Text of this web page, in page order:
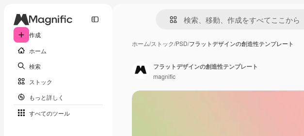
作成
ホーム
検索
ストック
もっと詳しく
すべてのツール
ホーム/ストック/PSD/フラットデザインの創造性テンプレート
フラットデザインの創造性テンプレート
magnific